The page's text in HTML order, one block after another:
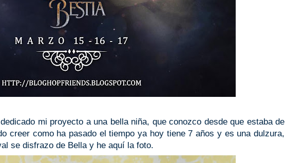
mi proyecto a una bella niña, que conozco desde que estaba de
creer como ha pasado el tiempo ya hoy tiene 7 años y es una dulzura,
se disfrazo de Bella y he aquí la foto.